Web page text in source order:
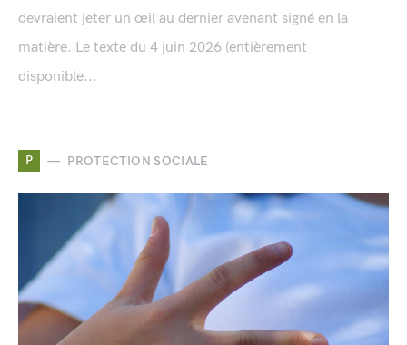
devraient jeter un œil au dernier avenant signé en la
matière. Le texte du 4 juin 2026 (entièrement
disponible...
P PROTECTION SOCIALE